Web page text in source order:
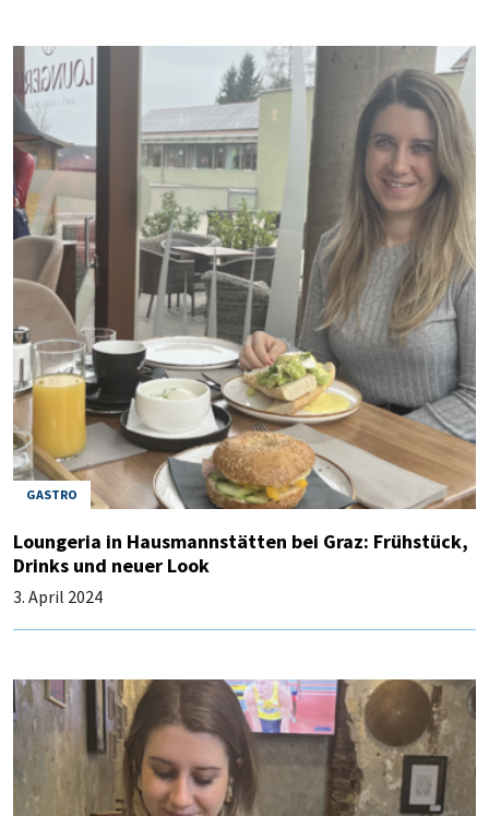
GASTRO
Loungeria in Hausmannstätten bei Graz: Frühstück,
Drinks und neuer Look
3. April 2024